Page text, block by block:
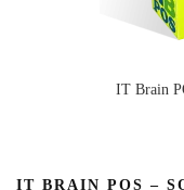
IT Brain
IT BRAIN POS –